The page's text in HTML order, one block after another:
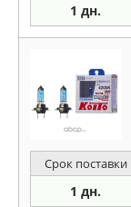
1 дн.
Срок поставки
1 дн.